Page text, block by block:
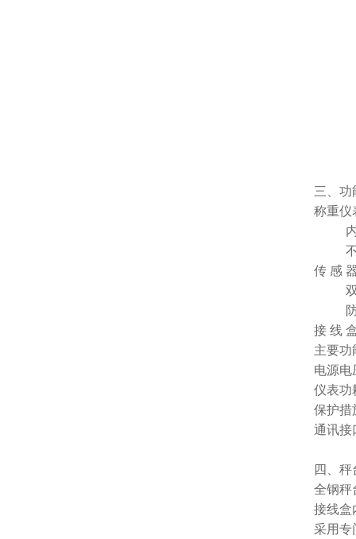
三、功
称重仪
传 感
接 线
主要功
电源电
仪表功
保护措
通讯接
四、秤
全钢秤
接线盒
采用专